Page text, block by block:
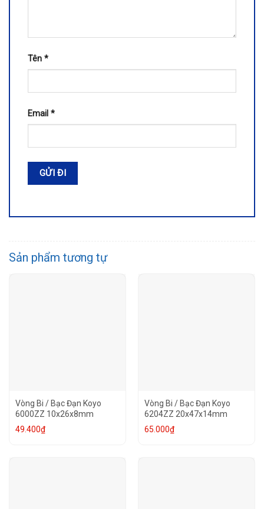
Tên *
Email *
Sản phẩm tương tự
Vòng Bi / Bạc Đạn Koyo
6000ZZ 10x26x8mm
49.400₫
Vòng Bi / Bạc Đạn Koyo
6204ZZ 20x47x14mm
65.000₫